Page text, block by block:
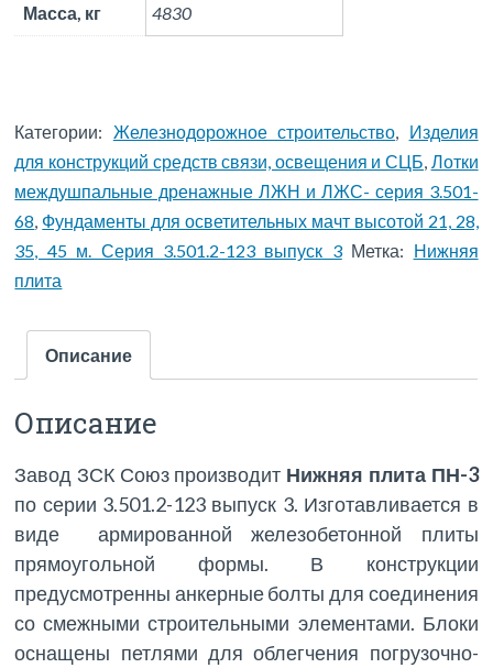
Масса, кг 4830
Категории: Железнодорожное строительство
Изделия
для конструкций средств связи, освещения и СЦБ Лотки
междушпальные дренажные ЛЖН и ЛЖС- серия 3.501-
68 Фундаменты для осветительных мачт высотой 21, 28,
35, 45 м. Серия 3.501.2-123 выпуск 3 Метка: Нижняя
плита
Описание
Описание
Завод ЗСК Союз производит Нижняя плита ПН-3
по серии 3.501.2-123 выпуск 3. Изготавливается в
виде армированной железобетонной плиты
прямоугольной формы. В конструкции
предусмотренны анкерные болты для соединения
со смежными строительными элементами. Блоки
оснащены петлями для облегчения погрузочно-